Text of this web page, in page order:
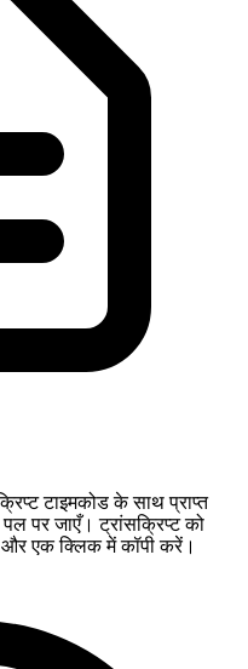
टाइमकोड के साथ प्राप्त
पर जाएँ। ट्रांसक्रिप्ट को
एक क्लिक में कॉपी करें।